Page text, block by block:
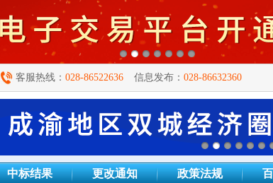
客服热线： 028-86522636 信息发布： 028-86632360
中标结果 更改通知 政策法规